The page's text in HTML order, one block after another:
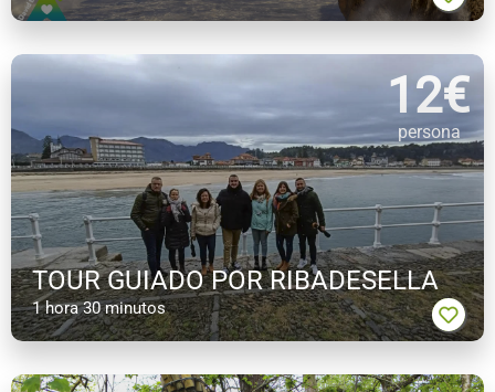
12€
persona
TOUR GUIADO POR RIBADESELLA
1 hora 30 minutos